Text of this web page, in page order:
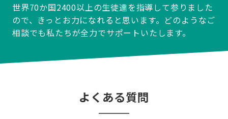
世界70か国2400以上の生徒達を指導して参りました
ので、きっとお力になれると思います。どのようなご
相談でも私たちが全力でサポートいたします。
よくある質問